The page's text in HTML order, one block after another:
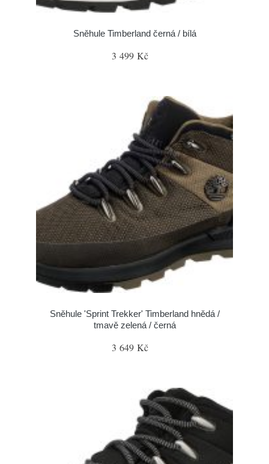
Sněhule Timberland černá / bílá
3 499 Kč
Sněhule 'Sprint Trekker' Timberland hnědá /
tmavě zelená / černá
3 649 Kč